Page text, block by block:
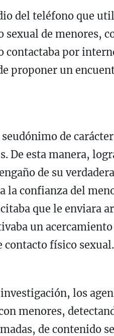
del teléfono que
sexual de menores,
por
proponer un
de
De esta manera,
de su
la confianza del
que le enviara
un
contacto físico sexual.
los
menores,
de contenido